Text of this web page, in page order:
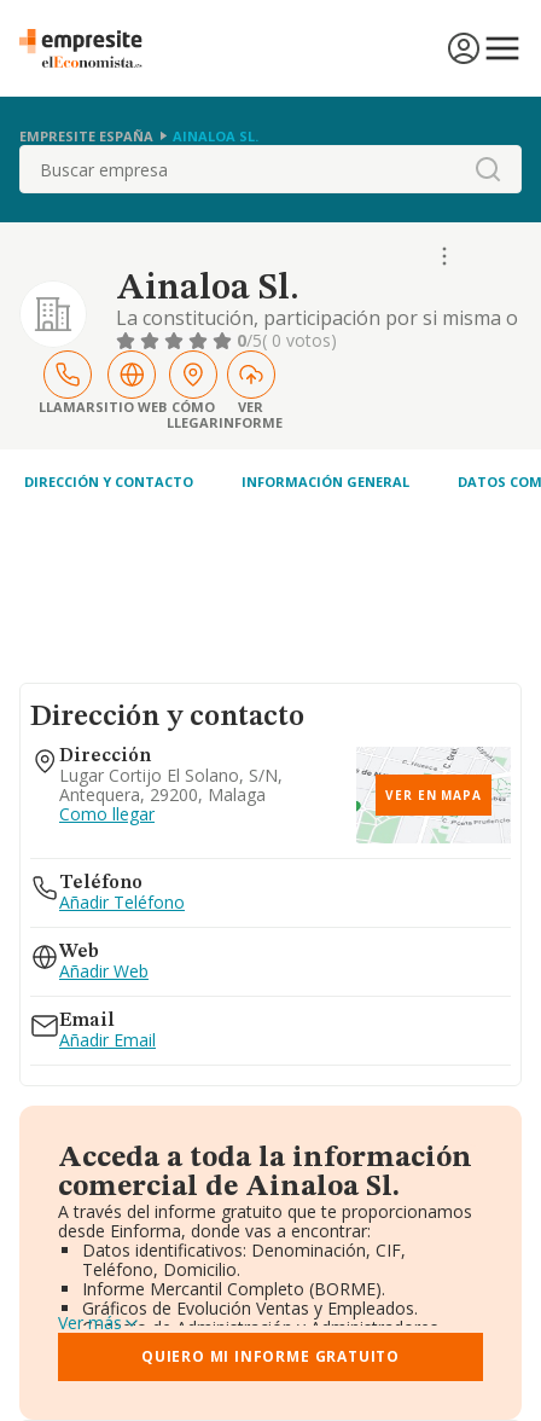
EMPRESITE ESPAÑA AINALOA SL.
Buscar
Ainaloa Sl.
La constitución, participación por si misma o
de forma indirecta en la gestión y control de
otras empresas y sociedades; la adquisición,
enajenación, tenencia y explotación de
bienes inmuebles; vehículos de todo tipo,
época y lugar; máquinas de todo tipo;
0/5( 0 votos)
LLAMARSITIO WEB CÓMO
LLEGAR
VER
INFORME
DIRECCIÓN Y CONTACTO INFORMACIÓN GENERAL DATOS
Dirección y contacto
Dirección
Lugar Cortijo El Solano, S/n,
Antequera, 29200, Malaga
Como llegar
VER EN MAPA
Teléfono
Añadir Teléfono
Web
Añadir Web
Email
Añadir Email
Acceda a toda la información
comercial de Ainaloa Sl.
A través del informe gratuito que te proporcionamos
desde Einforma, donde vas a encontrar:
Datos identificativos: Denominación, CIF,
Teléfono, Domicilio.
Informe Mercantil Completo (BORME).
Gráficos de Evolución Ventas y Empleados.
Consejo de Administración y Administradores.
Directivos y Ejecutivos.
Accionistas.
Participaciones y Vinculaciones en otras empresas.
Ver más
QUIERO MI INFORME GRATUITO